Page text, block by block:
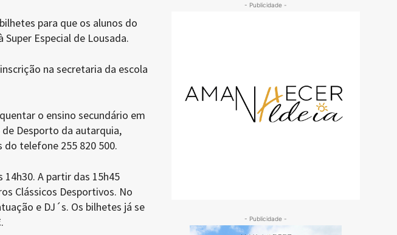
para que os alunos do
Especial de Lousada.
na secretaria da escola
o ensino secundário em
Desporto da autarquia,
telefone 255 820 500.
A partir das 15h45
Clássicos Desportivos. No
e DJ´s. Os bilhetes já se
- Publicidade -
- Publicidade -